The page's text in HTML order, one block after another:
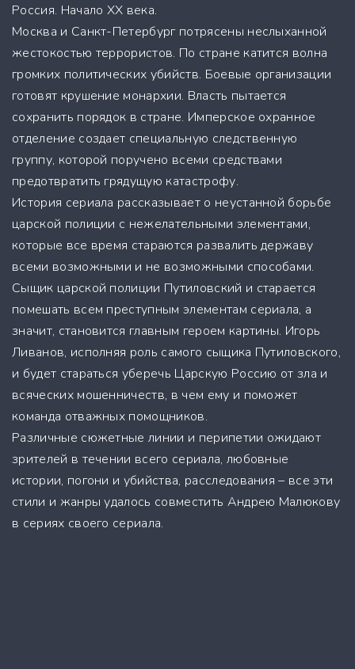
Россия. Начало ХХ века.
Москва и Санкт-Петербург потрясены неслыханной
жестокостью террористов. По стране катится волна
громких политических убийств. Боевые организации
готовят крушение монархии. Власть пытается
сохранить порядок в стране. Имперское охранное
отделение создает специальную следственную
группу, которой поручено всеми средствами
предотвратить грядущую катастрофу.
История сериала рассказывает о неустанной борьбе
царской полиции с нежелательными элементами,
которые все время стараются развалить державу
всеми возможными и не возможными способами.
Сыщик царской полиции Путиловский и старается
помешать всем преступным элементам сериала, а
значит, становится главным героем картины. Игорь
Ливанов, исполняя роль самого сыщика Путиловского,
и будет стараться уберечь Царскую Россию от зла и
всяческих мошенничеств, в чем ему и поможет
команда отважных помощников.
Различные сюжетные линии и перипетии ожидают
зрителей в течении всего сериала, любовные
истории, погони и убийства, расследования – все эти
стили и жанры удалось совместить Андрею Малюкову
в сериях своего сериала.